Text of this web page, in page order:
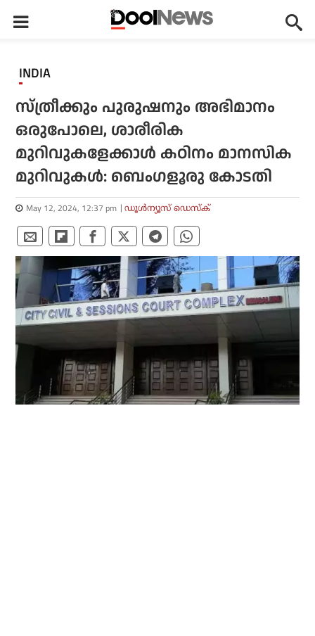
INDIA
സ്ത്രീക്കും പുരുഷനും അഭിമാനം
ഒരുപോലെ, ശാരീരിക
മുറിവുകളേക്കാൾ കഠിനം മാനസിക
മുറിവുകൾ: ബെംഗളൂരു കോടതി
May 12, 2024, 12:37 pm ഡൂള്‍ന്യൂസ് ഡെസ്‌ക്